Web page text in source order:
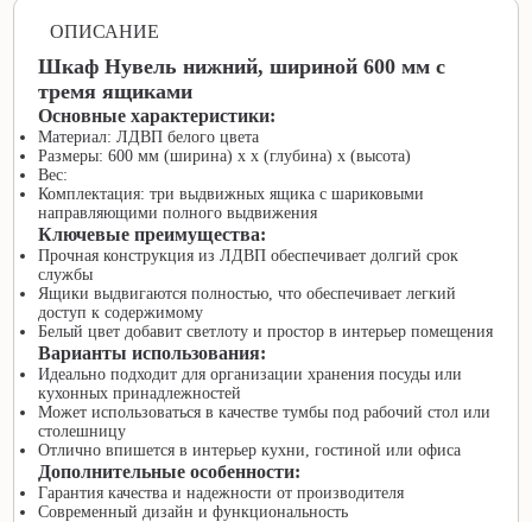
ОПИСАНИЕ
Шкаф Нувель нижний, шириной 600 мм с
тремя ящиками
Основные характеристики:
Материал: ЛДВП белого цвета
Размеры: 600 мм (ширина) х х (глубина) х (высота)
Вес:
Комплектация: три выдвижных ящика с шариковыми
направляющими полного выдвижения
Ключевые преимущества:
Прочная конструкция из ЛДВП обеспечивает долгий срок
службы
Ящики выдвигаются полностью, что обеспечивает легкий
доступ к содержимому
Белый цвет добавит светлоту и простор в интерьер помещения
Варианты использования:
Идеально подходит для организации хранения посуды или
кухонных принадлежностей
Может использоваться в качестве тумбы под рабочий стол или
столешницу
Отлично впишется в интерьер кухни, гостиной или офиса
Дополнительные особенности:
Гарантия качества и надежности от производителя
Современный дизайн и функциональность